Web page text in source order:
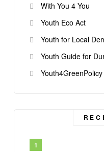
With You 4 You
Youth Eco Act
Youth for Local
Youth Guide for
Youth4GreenPolicy